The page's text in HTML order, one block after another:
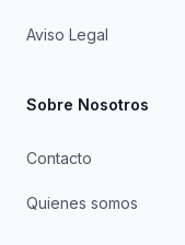
Aviso Legal
Sobre Nosotros
Contacto
Quienes somos